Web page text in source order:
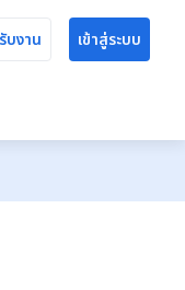
บงาน เข้าสู่ระบบ